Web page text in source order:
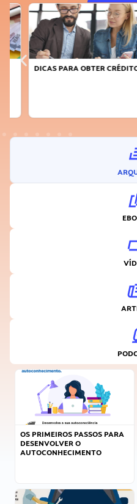
DICAS PARA OBTER CRÉDITO
OS PRIMEIROS PASSOS PARA
DESENVOLVER O
AUTOCONHECIMENTO